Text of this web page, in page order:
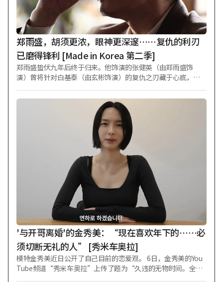
郑雨盛，胡须更浓，眼神更深邃……复仇的利刃
已磨得锋利 [Made in Korea 第二季]
郑雨盛蛰伏九年后终于归来。他饰演的张健英（由郑雨盛饰
演）曾将针对白基泰（由玄彬饰演）的复仇之刃藏于心底，如
第二季》（导演禹民镐）公开了角色剧照，预告“张健英”以
联合搜查本部特任顾问身份回归后的精彩表现。 《Made in Kor
ea 第二季》讲述九年后，怀揣更大欲望、疯狂奔走的“白基
泰”那岌岌可危的旅程，是一部黑色风格剧集。在第二季预告
片发布后引发爆炸性反响之际，该剧又公开了展现郑雨盛强烈
存在感的角色剧照。 从电影《首尔之春》《阿修罗》《王者》
《铁雨1、2》《证人》《狩猎》《保护者》，到电视剧《请告
诉我你爱我》，在诸多风格各异的作品中活跃过的郑雨盛，将
以联合搜查本部特任顾问“张健英”的身份回归。第一季中，
他以近乎疯狂的执念与“白基泰”展开激烈对峙；第二季中，
历经九年时光洗礼的“张健英”将发起反击，试图让一切回到
原点。 此次公开的角色剧照并未展现第一季中因败给“白基
泰”而被剥夺检察官职务、神情苦涩的“张健英”，而是呈现
出更加锐利冷峻的氛围。 浓密的胡须与深邃的眼神中，不仅刻
画出岁月流逝的痕迹，更承载着九年坚守的
'与开哥离婚'的金秀美：“现在喜欢年下的……必
须切断无礼的人” [秀米车奥拉]
模特金秀美近日公开了自己目前的恋爱观。 6日，金秀美的You
Tube频道“秀米车奥拉”上传了题为“久违的无物时间。全部